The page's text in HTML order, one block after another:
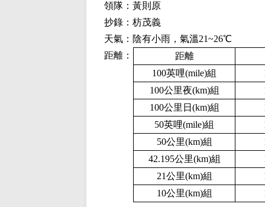
領隊：黃則原
抄錄：枋茂義
天氣：陰有小雨，氣溫21~26℃
距離：
距離
100英哩(mile)組
100公里夜(km)組
100公里日(km)組
50英哩(mile)組
50公里(km)組
42.195公里(km)組
21公里(km)組
10公里(km)組